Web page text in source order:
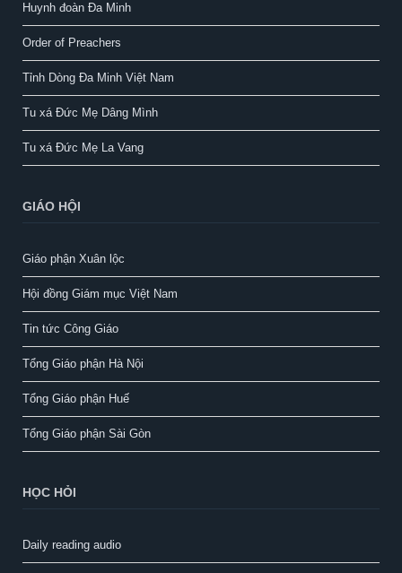
Huynh đoàn Đa Minh
Order of Preachers
Tỉnh Dòng Đa Minh Việt Nam
Tu xá Đức Mẹ Dâng Mình
Tu xá Đức Mẹ La Vang
GIÁO HỘI
Giáo phận Xuân lộc
Hội đồng Giám mục Việt Nam
Tin tức Công Giáo
Tổng Giáo phận Hà Nội
Tổng Giáo phận Huế
Tổng Giáo phận Sài Gòn
HỌC HỎI
Daily reading audio